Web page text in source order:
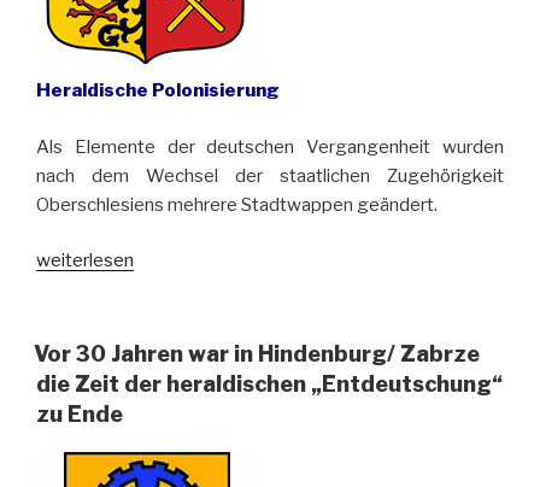
in
Jelenia
(Hirschberg)
Heraldische Polonisierung
Als Elemente der deutschen Vergangenheit wurden
nach dem Wechsel der staatlichen Zugehörigkeit
Oberschlesiens mehrere Stadtwappen geändert.
„Der
das
unbequeme
Erbe“
weiterlesen
Vor 30 Jahren war in Hindenburg/ Zabrze
die Zeit der heraldischen „Entdeutschung“
zu Ende